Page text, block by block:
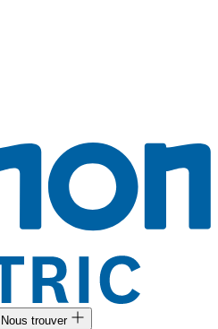
Nous trouver